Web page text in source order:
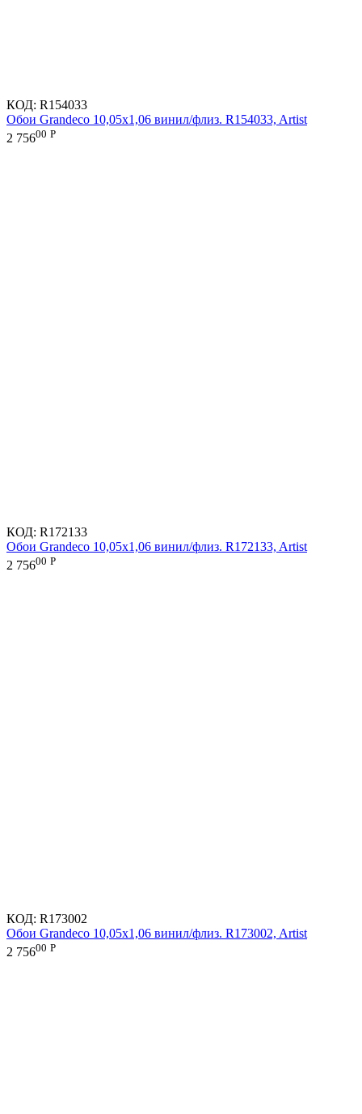
КОД: R154033
Обои Grandeco 10,05х1,06 винил/флиз. R154033, Artist
2 75600 Р
КОД: R172133
Обои Grandeco 10,05х1,06 винил/флиз. R172133, Artist
2 75600 Р
КОД: R173002
Обои Grandeco 10,05х1,06 винил/флиз. R173002, Artist
2 75600 Р